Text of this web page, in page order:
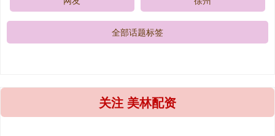
全部话题标签
关注 美林配资